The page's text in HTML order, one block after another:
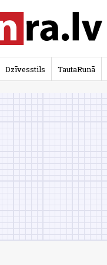
Dzīvesstils TautaRunā